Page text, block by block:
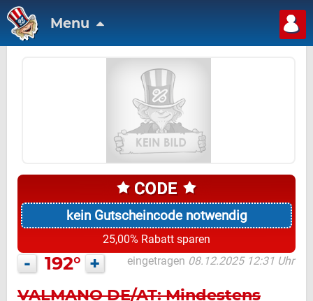
Menu
kein Gutscheincode notwendig
25,00% Rabatt sparen
- 192° + eingetragen 08.12.2025 12:31 Uhr
VALMANO DE/AT: Mindestens